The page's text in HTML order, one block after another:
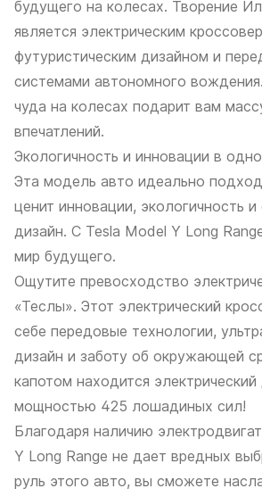
будущего на колесах. Творение
является электрическим
футуристическим дизайном и
системами автономного
чуда на колесах подарит вам
впечатлений.
Экологичность и инновации в
Эта модель авто идеально
ценит инновации, экологичность
дизайн. С Tesla Model Y Long
мир будущего.
Ощутите превосходство
«Теслы». Этот электрический
себе передовые технологии,
дизайн и заботу об окружающей
капотом находится электрический
мощностью 425 лошадиных сил!
Благодаря наличию
Y Long Range не дает вредных
руль этого авто, вы сможете